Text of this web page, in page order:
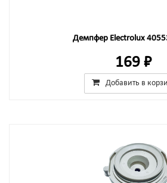
Демпфер Electrolux
169 ₽
Добавить в